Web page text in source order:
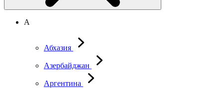
А
Абхазия
Азербайджан
Аргентина